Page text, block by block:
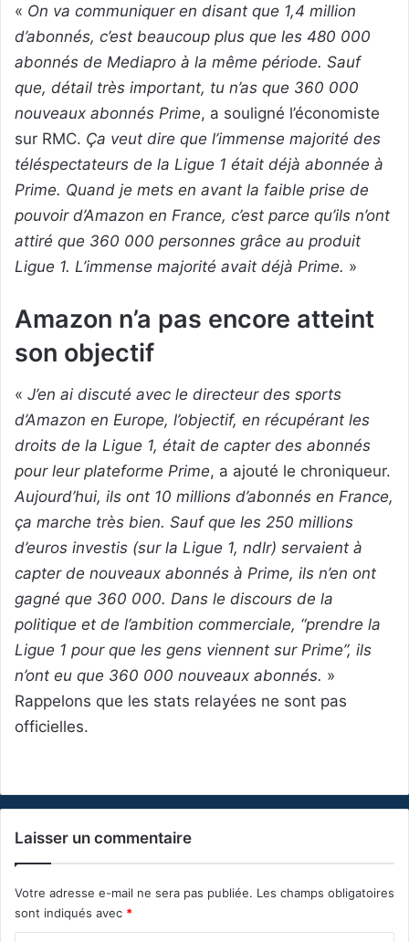
« On va communiquer en disant que 1,4 million
d’abonnés, c’est beaucoup plus que les 480 000
abonnés de Mediapro à la même période. Sauf
que, détail très important, tu n’as que 360 000
nouveaux abonnés Prime, a souligné l’économiste
sur RMC. Ça veut dire que l’immense majorité des
téléspectateurs de la Ligue 1 était déjà abonnée à
Prime. Quand je mets en avant la faible prise de
pouvoir d’Amazon en France, c’est parce qu’ils n’ont
attiré que 360 000 personnes grâce au produit
Ligue 1. L’immense majorité avait déjà Prime. »
Amazon n’a pas encore atteint
son objectif
« J’en ai discuté avec le directeur des sports
d’Amazon en Europe, l’objectif, en récupérant les
droits de la Ligue 1, était de capter des abonnés
pour leur plateforme Prime, a ajouté le chroniqueur.
Aujourd’hui, ils ont 10 millions d’abonnés en France,
ça marche très bien. Sauf que les 250 millions
d’euros investis (sur la Ligue 1, ndlr) servaient à
capter de nouveaux abonnés à Prime, ils n’en ont
gagné que 360 000. Dans le discours de la
politique et de l’ambition commerciale, “prendre la
Ligue 1 pour que les gens viennent sur Prime”, ils
n’ont eu que 360 000 nouveaux abonnés. »
Rappelons que les stats relayées ne sont pas
officielles.
Laisser un commentaire
Votre adresse e-mail ne sera pas publiée. Les champs obligatoires
sont indiqués avec *